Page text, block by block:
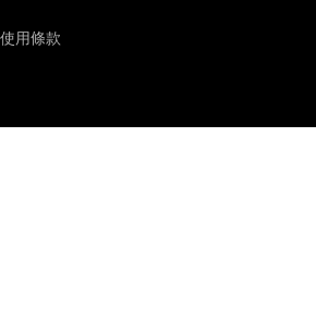
使用條款